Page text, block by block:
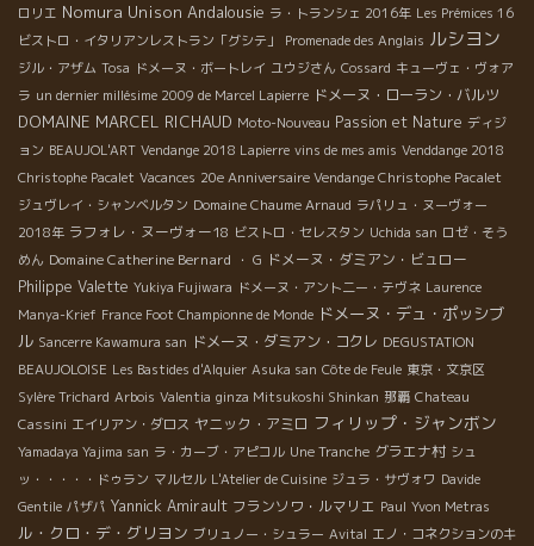
ロリエ Nomura Unison Andalousie ラ・トランシェ 2016年 Les Prémices 16
ビストロ・イタリアンレストラン「グシテ」
Promenade des Anglais ルシヨン
ジル・アザム Tosa ドメーヌ・ボートレイ ユウジさん Cossard キューヴェ・ヴォア
ラ un dernier millésime 2009 de Marcel Lapierre ドメーヌ・ローラン・バルツ
DOMAINE MARCEL RICHAUD Moto-Nouveau Passion et Nature ディジ
ョン BEAUJOL'ART Vendange 2018 Lapierre vins de mes amis Venddange 2018
Christophe Pacalet Vacances 20e Anniversaire Vendange Christophe Pacalet
ジュヴレイ・シャンベルタン Domaine Chaume Arnaud ラパリュ・ヌーヴォー
2018年 ラフォレ・ヌーヴォー18 ビストロ・セレスタン Uchida san ロゼ・そう
めん Domaine Catherine Bernard ・ G ドメーヌ・ダミアン・ビュロー
Philippe Valette Yukiya Fujiwara ドメーヌ・アント二ー・テヴネ Laurence
Manya-Krief France Foot Championne de Monde ドメーヌ・デュ・ポッシブ
ル Sancerre Kawamura san ドメーヌ・ダミアン・コクレ DEGUSTATION
BEAUJOLOISE Les Bastides d'Alquier Asuka san Côte de Feule 東京・文京区
Sylère Trichard Arbois Valentia ginza Mitsukoshi Shinkan 那覇 Chateau
Cassini エイリアン・ダロス ヤニック・アミロ フィリップ・ジャンボン
Yamadaya Yajima san ラ・カーブ・アピコル Une Tranche グラエナ村 シュ
ッ・・・・・ドゥラン マルセル L'Atelier de Cuisine ジュラ・サヴォワ Davide
Gentile パザパ Yannick Amirault フランソワ・ルマリエ Paul Yvon Metras
ル・クロ・デ・グリヨン ブリュノー・シュラー Avital エノ・コネクションのキ